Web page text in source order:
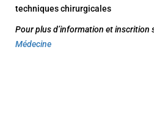
techniques chirurgicales
Pour plus d’information et inscrition
Médecine